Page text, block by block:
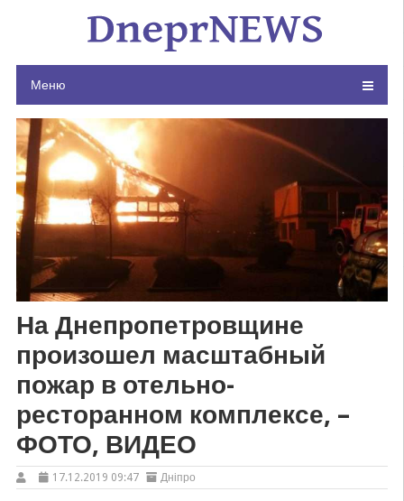
Меню
На Днепропетровщине
произошел масштабный
пожар в отельно-
ресторанном комплексе, –
ФОТО, ВИДЕО
17.12.2019 09:47 Дніпро